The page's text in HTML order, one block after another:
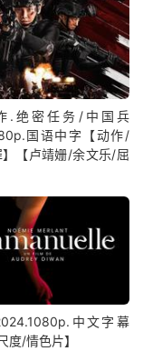
.绝密任务/中国兵
国语中字【动作/
【卢靖姗/余文乐/屈
中文字幕
度/情色片】